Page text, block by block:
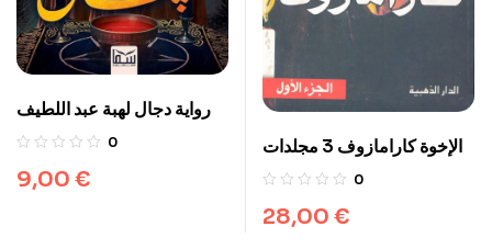
رواية دجال لهبة عبد اللطيف
0
9,00 €
الإخوة كارامازوف 3 مجلدات
0
28,00 €